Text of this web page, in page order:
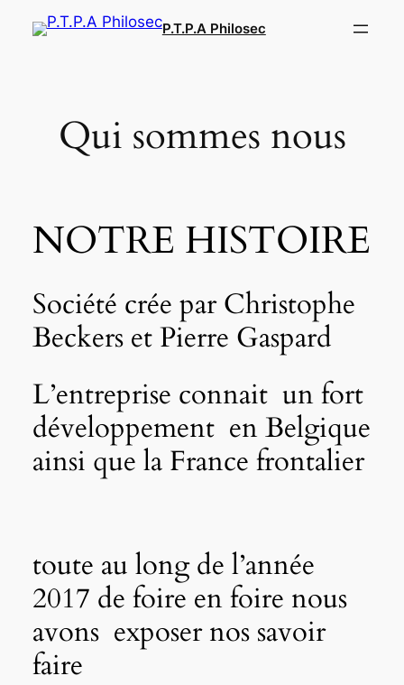
P.T.P.A Philosec
Qui sommes nous
NOTRE HISTOIRE
Société crée par Christophe
Beckers et Pierre Gaspard
L’entreprise connait un fort
développement en Belgique
ainsi que la France frontalier
toute au long de l’année
2017 de foire en foire nous
avons exposer nos savoir
faire